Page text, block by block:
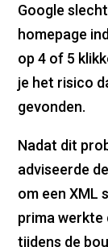
Google
homepage
op 4 of 5
je het risico
gevonden.
Nadat dit
adviseerde
om een XML
prima werkte
tijdens de